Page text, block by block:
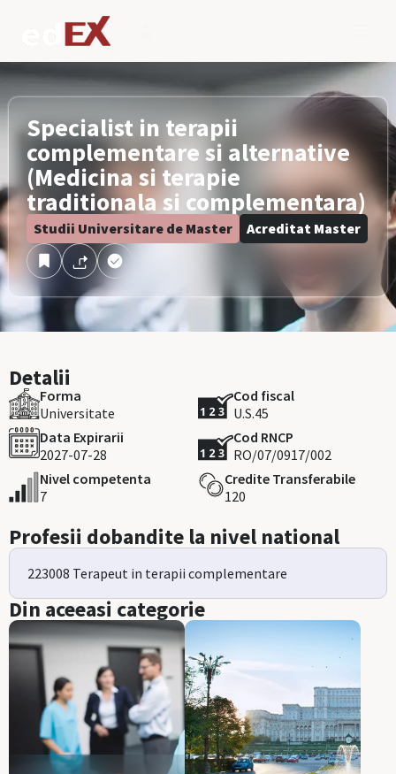
Specialist in terapii
complementare si alternative
(Medicina si terapie
traditionala si complementara)
Studii Universitare de Master Acreditat Master
Detalii
Forma
Universitate
Cod fiscal
U.S.45
Data Expirarii
2027-07-28
Cod RNCP
RO/07/0917/002
Nivel competenta
7
Credite Transferabile
120
Profesii dobandite la nivel national
223008 Terapeut in terapii complementare
Din aceeasi categorie